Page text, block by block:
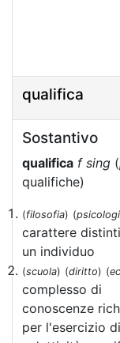
qualifica
Sostantivo
qualifica f sing (
qualifiche)
(filosofia) (
carattere
un individuo
(scuola) (diritto) (
complesso di
conoscenze
per l'esercizio di